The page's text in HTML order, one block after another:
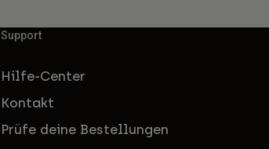
Support
Hilfe-Center
Kontakt
Prüfe deine Bestellungen